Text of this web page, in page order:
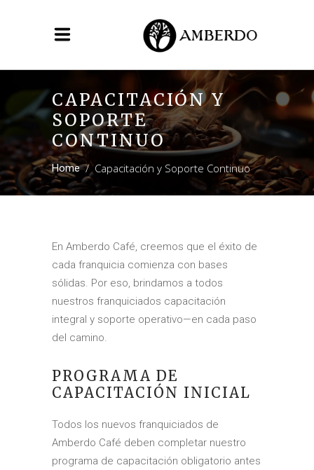
CAPACITACIÓN Y
SOPORTE
CONTINUO
Home/Capacitación y Soporte Continuo
En Amberdo Café, creemos que el éxito de
cada franquicia comienza con bases
sólidas. Por eso, brindamos a todos
nuestros franquiciados capacitación
integral y soporte operativo—en cada paso
del camino.
PROGRAMA DE
CAPACITACIÓN INICIAL
Todos los nuevos franquiciados de
Amberdo Café deben completar nuestro
programa de capacitación obligatorio antes